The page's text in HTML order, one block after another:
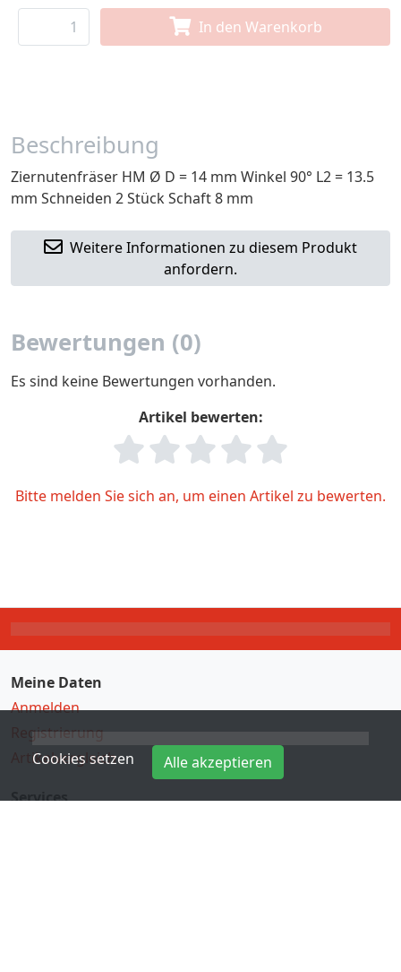
In den Warenkorb
Beschreibung
Ziernutenfräser HM Ø D = 14 mm Winkel 90° L2 = 13.5
mm Schneiden 2 Stück Schaft 8 mm
Weitere Informationen zu diesem Produkt
anfordern.
Bewertungen (0)
Es sind keine Bewertungen vorhanden.
Artikel bewerten:
Bitte melden Sie sich an, um einen Artikel zu bewerten.
Meine Daten
Anmelden
Registrierung
Artikelvergleich
Services
Cookies setzen Alle akzeptieren